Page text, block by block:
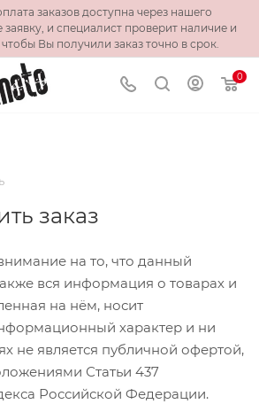
заказов доступна через нашего
заявку, и специалист проверит наличие и
Вы получили заказ точно в срок.
0
заказ
на то, что данный
вся информация о товарах и
на нём, носит
характер и ни
не является публичной офертой,
Статьи 437
Российской Федерации.